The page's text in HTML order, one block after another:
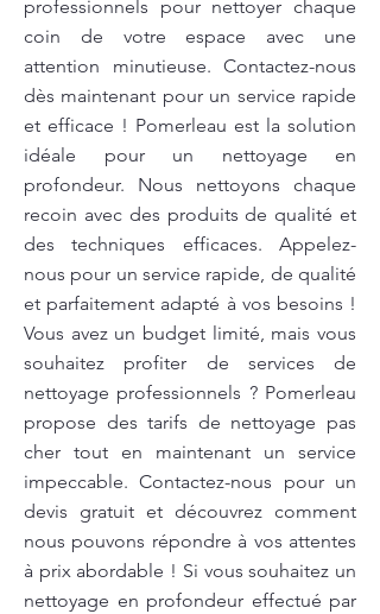
professionnels pour nettoyer chaque
coin de votre espace avec une
attention minutieuse. Contactez-nous
dès maintenant pour un service rapide
et efficace ! Pomerleau est la solution
idéale pour un nettoyage en
profondeur. Nous nettoyons chaque
recoin avec des produits de qualité et
des techniques efficaces. Appelez-
nous pour un service rapide, de qualité
et parfaitement adapté à vos besoins !
Vous avez un budget limité, mais vous
souhaitez profiter de services de
nettoyage professionnels ? Pomerleau
propose des tarifs de nettoyage pas
cher tout en maintenant un service
impeccable. Contactez-nous pour un
devis gratuit et découvrez comment
nous pouvons répondre à vos attentes
à prix abordable ! Si vous souhaitez un
nettoyage en profondeur effectué par